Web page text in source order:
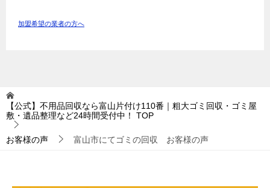
加盟希望の業者の方へ
【公式】不用品回収なら富山片付け110番｜粗大ゴミ回収・ゴミ屋
敷・遺品整理など24時間受付中！
TOP
お客様の声 富山市にてゴミの回収 お客様の声